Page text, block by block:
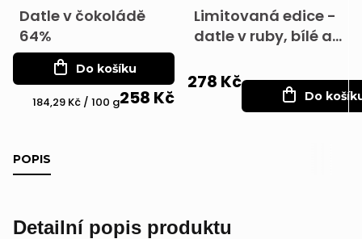
Datle v čokoládě
64%
258 Kč
Měrná
184,29 Kč / 100 g
Do košíku
Limitovaná edice -
datle v ruby, bílé a
278 Kč
Do
POPIS
Detailní popis produktu